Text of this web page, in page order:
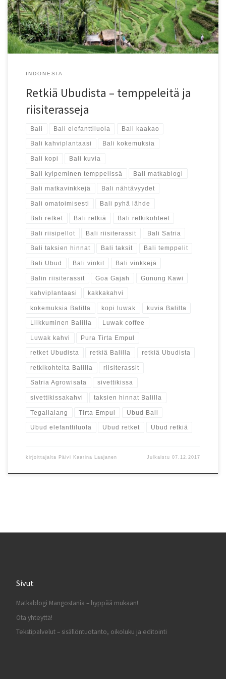
INDONESIA
Retkiä Ubudista – temppeleitä ja
riisiterasseja
Bali Bali elefanttiluola Bali kaakao
Bali kahviplantaasi Bali kokemuksia
Bali kopi Bali kuvia
Bali kylpeminen temppelissä Bali matkablogi
Bali matkavinkkejä Bali nähtävyydet
Bali omatoimisesti Bali pyhä lähde
Bali retket Bali retkiä Bali retkikohteet
Bali riisipellot Bali riisiterassit Bali Satria
Bali taksien hinnat Bali taksit Bali temppelit
Bali Ubud Bali vinkit Bali vinkkejä
Balin riisiterassit Goa Gajah Gunung Kawi
kahviplantaasi kakkakahvi
kokemuksia Balilta kopi luwak kuvia Balilta
Liikkuminen Balilla Luwak coffee
Luwak kahvi Pura Tirta Empul
retket Ubudista retkiä Balilla retkiä Ubudista
retkikohteita Balilla riisiterassit
Satria Agrowisata sivettikissa
sivettikissakahvi taksien hinnat Balilla
Tegallalang Tirta Empul Ubud Bali
Ubud elefanttiluola Ubud retket Ubud retkiä
kirjoittajalta Päivi Kaarina Laajanen Julkaistu07.12.2017
Sivut
Matkablogi Mangostania – hyppää mukaan!
Ota yhteyttä!
Tekstipalvelut – sisällöntuotanto, oikoluku ja editointi